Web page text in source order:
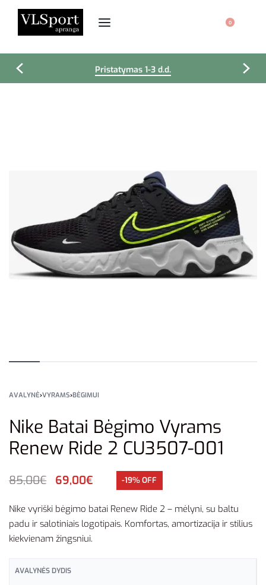
0
Pristatymas 1-3 d.d.
AVALYNĖ›VYRAMS›BĖGIMUI
Nike Batai Bėgimo Vyrams
Renew Ride 2 CU3507-001
85,00€ 69,00€ -19% OFF
Nike vyriški bėgimo batai Renew Ride 2 – mėlyni, su baltu
padu ir salotiniais logotipais. Komfortas, amortizacija ir stilius
kiekvienam žingsniui.
AVALYNĖS DYDIS